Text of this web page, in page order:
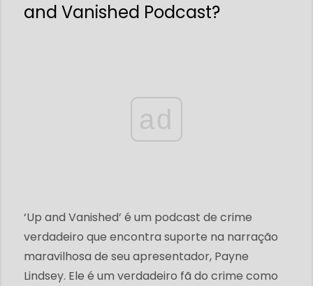
and Vanished Podcast?
ad
‘Up and Vanished’ é um podcast de crime
verdadeiro que encontra suporte na narração
maravilhosa de seu apresentador, Payne
Lindsey. Ele é um verdadeiro fã do crime como